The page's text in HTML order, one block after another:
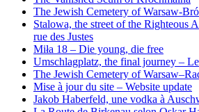
The Jewish Cemetery of Warsaw-
Stalowa, the street of the Righteous
rue des Justes
Miła 18 – Die young, die free
Umschlagplatz, the final journey –
The Jewish Cemetery of
Mise à jour du site – Website update
Jakob Haberfeld, une vodka à